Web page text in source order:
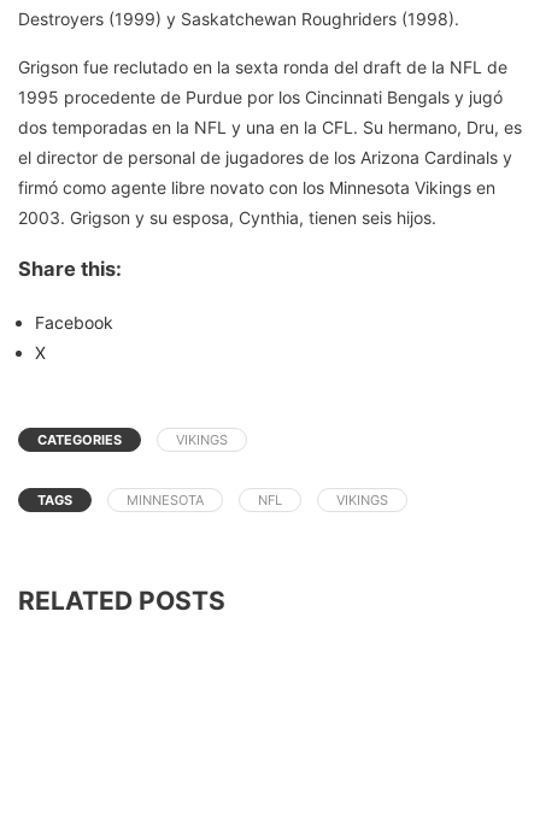
Destroyers (1999) y Saskatchewan Roughriders (1998).
Grigson fue reclutado en la sexta ronda del draft de la NFL de
1995 procedente de Purdue por los Cincinnati Bengals y jugó
dos temporadas en la NFL y una en la CFL. Su hermano, Dru, es
el director de personal de jugadores de los Arizona Cardinals y
firmó como agente libre novato con los Minnesota Vikings en
2003. Grigson y su esposa, Cynthia, tienen seis hijos.
Share this:
Facebook
X
CATEGORIES VIKINGS
TAGS MINNESOTA NFL VIKINGS
RELATED POSTS